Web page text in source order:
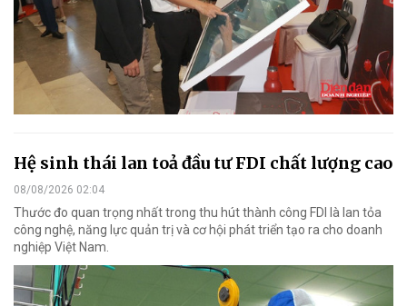
Hệ sinh thái lan toả đầu tư FDI chất lượng cao
08/08/2026 02:04
Thước đo quan trọng nhất trong thu hút thành công FDI là lan tỏa
công nghệ, năng lực quản trị và cơ hội phát triển tạo ra cho doanh
nghiệp Việt Nam.